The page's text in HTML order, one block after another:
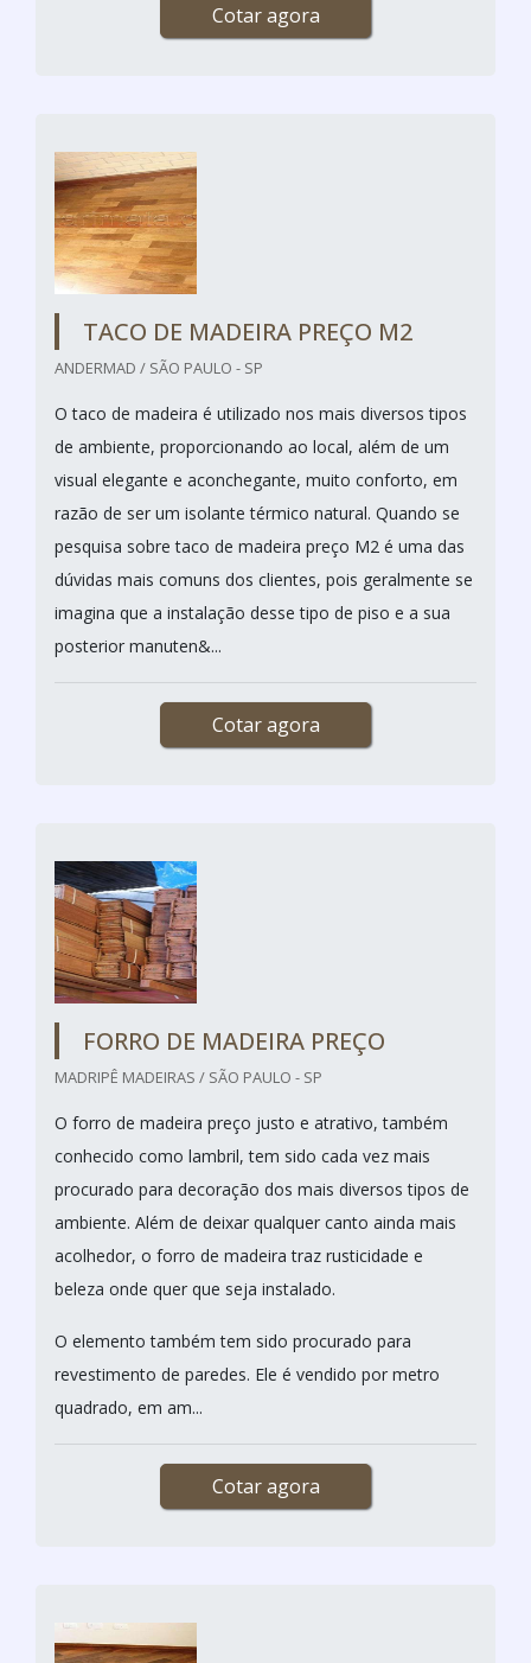
Cotar agora
TACO DE MADEIRA PREÇO M2
ANDERMAD / SÃO PAULO - SP
O taco de madeira é utilizado nos mais diversos tipos
de ambiente, proporcionando ao local, além de um
visual elegante e aconchegante, muito conforto, em
razão de ser um isolante térmico natural. Quando se
pesquisa sobre taco de madeira preço M2 é uma das
dúvidas mais comuns dos clientes, pois geralmente se
imagina que a instalação desse tipo de piso e a sua
posterior manuten&...
Cotar agora
FORRO DE MADEIRA PREÇO
MADRIPÊ MADEIRAS / SÃO PAULO - SP
O forro de madeira preço justo e atrativo, também
conhecido como lambril, tem sido cada vez mais
procurado para decoração dos mais diversos tipos de
ambiente. Além de deixar qualquer canto ainda mais
acolhedor, o forro de madeira traz rusticidade e
beleza onde quer que seja instalado.
O elemento também tem sido procurado para
revestimento de paredes. Ele é vendido por metro
quadrado, em am...
Cotar agora